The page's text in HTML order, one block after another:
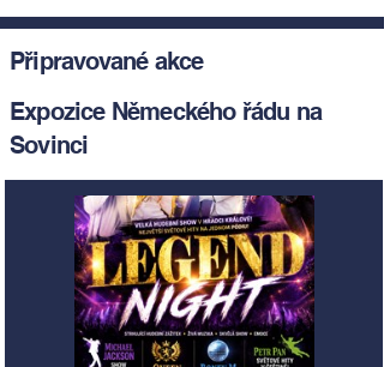
Připravované akce
Expozice Německého řádu na
Sovinci